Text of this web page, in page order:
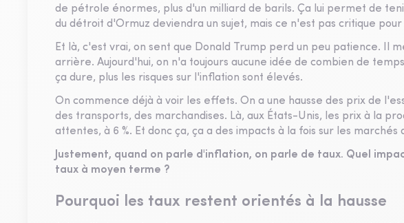
de pétrole énormes, plus d'un milliard de barils. Ça lui permet de
du détroit d'Ormuz deviendra un sujet, mais ce n'est pas critique
Et là, c'est vrai, on sent que Donald Trump perd un peu patience. Il
arrière. Aujourd'hui, on n'a toujours aucune idée de combien de
ça dure, plus les risques sur l'inflation sont élevés.
On commence déjà à voir les effets. On a une hausse des prix de
des transports, des marchandises. Là, aux États-Unis, les prix à la
attentes, à 6 %. Et donc ça, ça a des impacts à la fois sur les
Justement, quand on parle d'inflation, on parle de taux. Quel
taux à moyen terme ?
Pourquoi les taux restent orientés à la hausse